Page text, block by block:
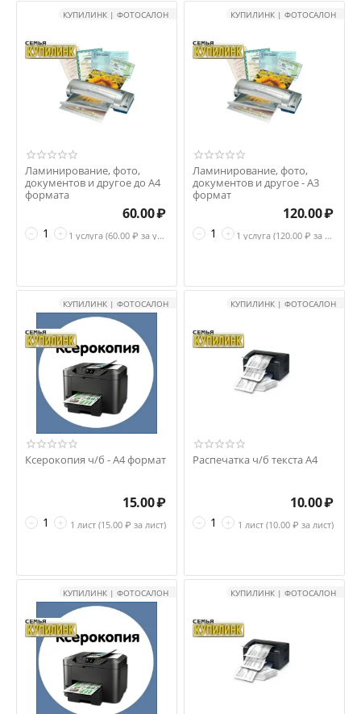
КУПИЛИНК | ФОТОСАЛОН
Ламинирование, фото,
документов и другое до А4
формата
+
−
60.00₽
1 услуга (60.00 ₽ за услуга)
КУПИЛИНК | ФОТОСАЛОН
Ламинирование, фото,
документов и другое - А3
формат
+
−
120.00₽
1 услуга (120.00 ₽ за услуга)
КУПИЛИНК | ФОТОСАЛОН
Ксерокопия ч/б - А4 формат
+
−
15.00₽
1 лист (15.00 ₽ за лист)
КУПИЛИНК | ФОТОСАЛОН
Распечатка ч/б текста А4
+
−
10.00₽
1 лист (10.00 ₽ за лист)
КУПИЛИНК | ФОТОСАЛОН КУПИЛИНК | ФОТОСАЛОН